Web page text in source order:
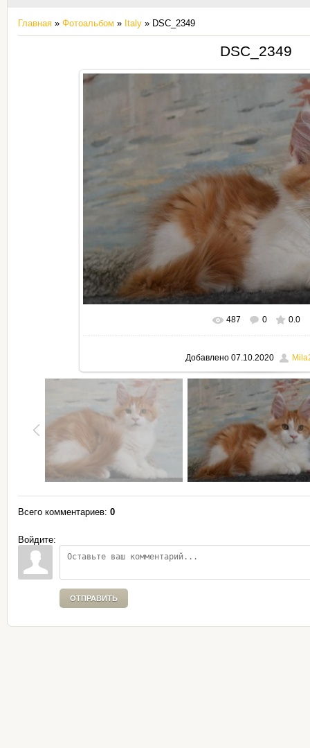
Главная » Фотоальбом » Italy » DSC_2349
DSC_2349
В реальном размере 795x530
487 0 0.0
Добавлено07.10.2020
Всего комментариев: 0
Войдите:
ОТПРАВИТЬ